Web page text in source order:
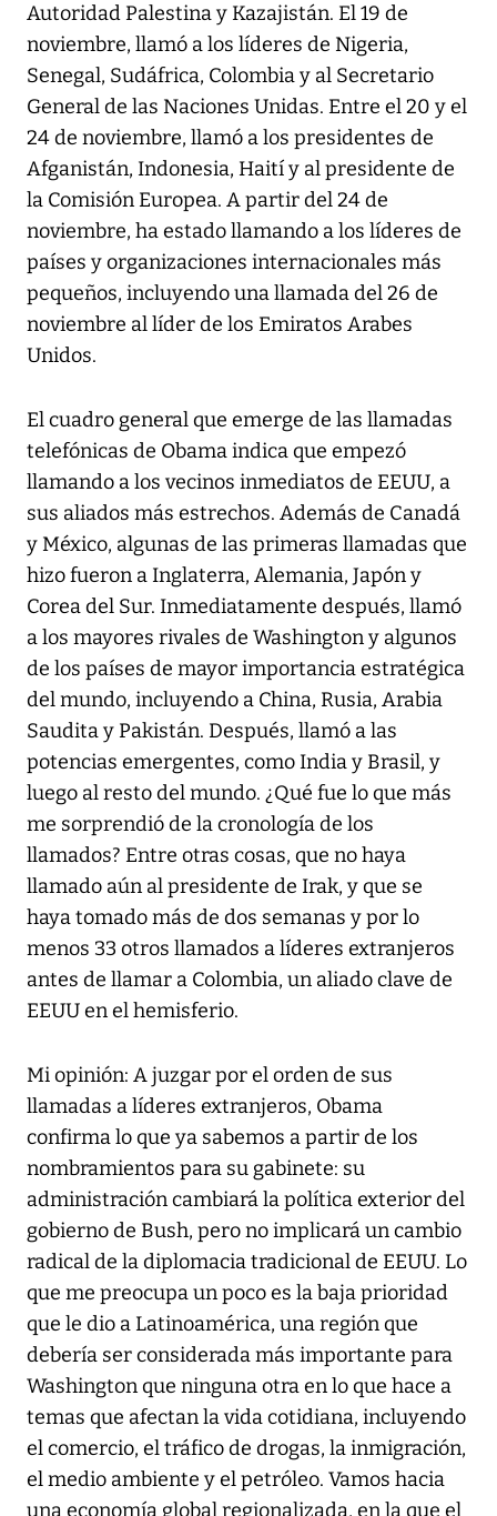
Autoridad Palestina y Kazajistán. El 19 de
noviembre, llamó a los líderes de Nigeria,
Senegal, Sudáfrica, Colombia y al Secretario
General de las Naciones Unidas. Entre el 20 y el
24 de noviembre, llamó a los presidentes de
Afganistán, Indonesia, Haití y al presidente de
la Comisión Europea. A partir del 24 de
noviembre, ha estado llamando a los líderes de
países y organizaciones internacionales más
pequeños, incluyendo una llamada del 26 de
noviembre al líder de los Emiratos Arabes
Unidos.
El cuadro general que emerge de las llamadas
telefónicas de Obama indica que empezó
llamando a los vecinos inmediatos de EEUU, a
sus aliados más estrechos. Además de Canadá
y México, algunas de las primeras llamadas que
hizo fueron a Inglaterra, Alemania, Japón y
Corea del Sur. Inmediatamente después, llamó
a los mayores rivales de Washington y algunos
de los países de mayor importancia estratégica
del mundo, incluyendo a China, Rusia, Arabia
Saudita y Pakistán. Después, llamó a las
potencias emergentes, como India y Brasil, y
luego al resto del mundo. ¿Qué fue lo que más
me sorprendió de la cronología de los
llamados? Entre otras cosas, que no haya
llamado aún al presidente de Irak, y que se
haya tomado más de dos semanas y por lo
menos 33 otros llamados a líderes extranjeros
antes de llamar a Colombia, un aliado clave de
EEUU en el hemisferio.
Mi opinión: A juzgar por el orden de sus
llamadas a líderes extranjeros, Obama
confirma lo que ya sabemos a partir de los
nombramientos para su gabinete: su
administración cambiará la política exterior del
gobierno de Bush, pero no implicará un cambio
radical de la diplomacia tradicional de EEUU. Lo
que me preocupa un poco es la baja prioridad
que le dio a Latinoamérica, una región que
debería ser considerada más importante para
Washington que ninguna otra en lo que hace a
temas que afectan la vida cotidiana, incluyendo
el comercio, el tráfico de drogas, la inmigración,
el medio ambiente y el petróleo. Vamos hacia
una economía global regionalizada, en la que el